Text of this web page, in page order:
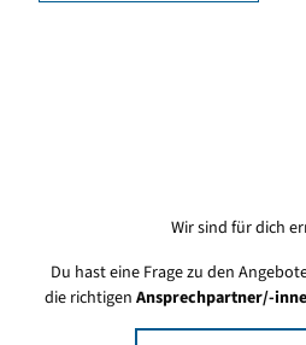
Wir sind für dich
Du hast eine Frage zu den
die richtigenAnsprechpartner/-